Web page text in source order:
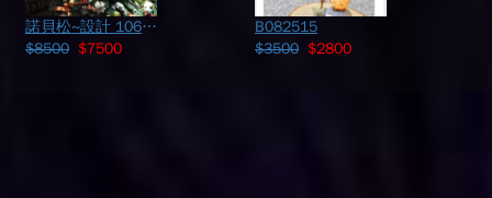
諾貝松~設計 106121115
$8500 $7500
B082515
$3500 $2800